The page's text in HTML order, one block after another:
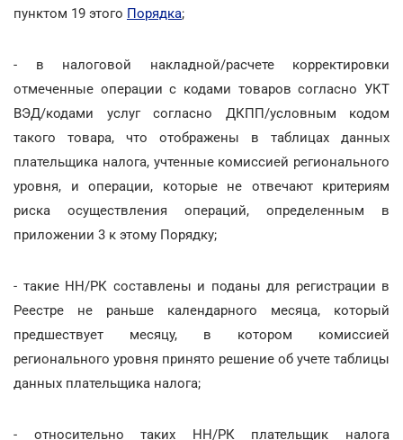
пунктом 19 этого Порядка;
- в налоговой накладной/расчете корректировки
отмеченные операции с кодами товаров согласно УКТ
ВЭД/кодами услуг согласно ДКПП/условным кодом
такого товара, что отображены в таблицах данных
плательщика налога, учтенные комиссией регионального
уровня, и операции, которые не отвечают критериям
риска осуществления операций, определенным в
приложении 3 к этому Порядку;
- такие НН/РК составлены и поданы для регистрации в
Реестре не раньше календарного месяца, который
предшествует месяцу, в котором комиссией
регионального уровня принято решение об учете таблицы
данных плательщика налога;
- относительно таких НН/РК плательщик налога